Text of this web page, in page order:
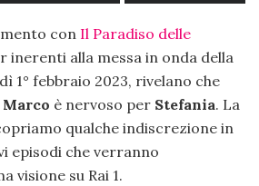
con Il Paradiso delle
inerenti alla messa in onda della
1° febbraio 2023, rivelano che
Marco è nervoso per Stefania. La
qualche indiscrezione in
episodi che verranno
visione su Rai 1.